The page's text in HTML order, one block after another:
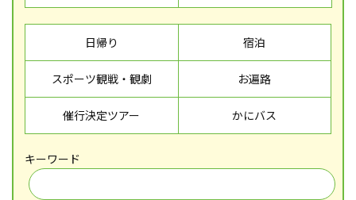
日帰り 宿泊
スポーツ観戦・観劇 お遍路
催行決定ツアー かにバス
キーワード